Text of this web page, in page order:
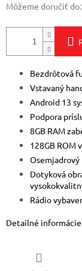
Môžeme doručiť do:
Bezdrôtová
Vstavaný
Android 13
Podpora
8GB RAM
128GB ROM
Osemjadrový
Dotyková
Rádio
Detailné informácie